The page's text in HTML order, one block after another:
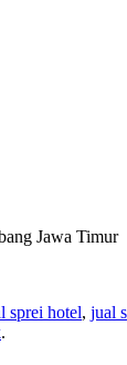
Jawa Timur
sprei hotel, jual
.